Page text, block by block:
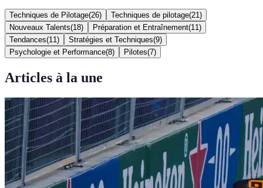
Techniques de Pilotage(26) Techniques de pilotage(21 )
Nouveaux Talents(18) Préparation et Entraînement(11 )
Tendances(11 ) Stratégies et Techniques(9)
Psychologie et Performance(8) Pilotes(7)
Articles à la une